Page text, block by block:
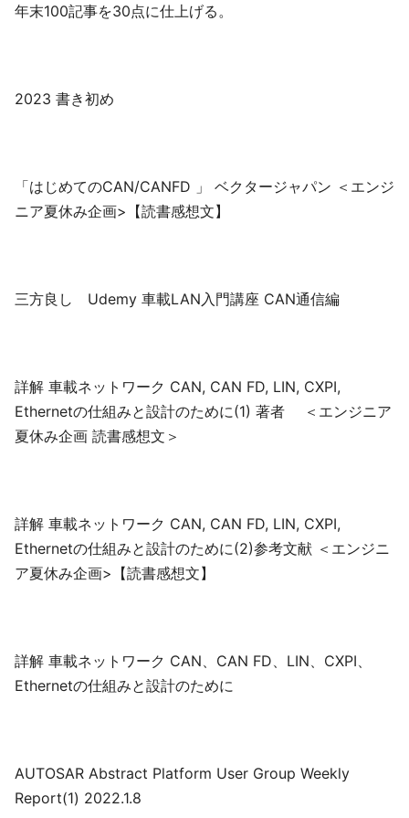
年末100記事を30点に仕上げる。
2023 書き初め
「はじめてのCAN/CANFD 」 ベクタージャパン ＜エンジ
ニア夏休み企画>【読書感想文】
三方良し Udemy 車載LAN入門講座 CAN通信編
詳解 車載ネットワーク CAN, CAN FD, LIN, CXPI,
Ethernetの仕組みと設計のために(1) 著者 ＜エンジニア
夏休み企画 読書感想文＞
詳解 車載ネットワーク CAN, CAN FD, LIN, CXPI,
Ethernetの仕組みと設計のために(2)参考文献 ＜エンジニ
ア夏休み企画>【読書感想文】
詳解 車載ネットワーク CAN、CAN FD、LIN、CXPI、
Ethernetの仕組みと設計のために
AUTOSAR Abstract Platform User Group Weekly
Report(1) 2022.1.8